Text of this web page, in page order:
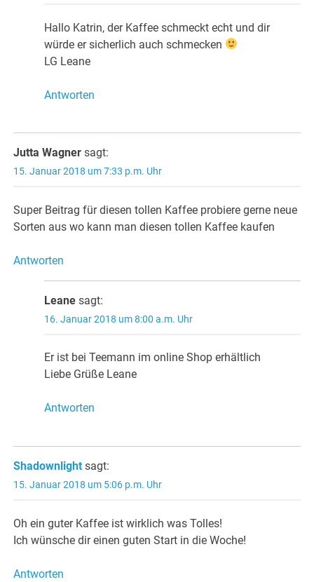
Hallo Katrin, der Kaffee schmeckt echt und dir
würde er sicherlich auch schmecken
LG Leane
Antworten
Jutta Wagner sagt:
15. Januar 2018 um 7:33 p.m. Uhr
Super Beitrag für diesen tollen Kaffee probiere gerne neue
Sorten aus wo kann man diesen tollen Kaffee kaufen
Antworten
Leane sagt:
16. Januar 2018 um 8:00 a.m. Uhr
Er ist bei Teemann im online Shop erhältlich
Liebe Grüße Leane
Antworten
Shadownlight sagt:
15. Januar 2018 um 5:06 p.m. Uhr
Oh ein guter Kaffee ist wirklich was Tolles!
Ich wünsche dir einen guten Start in die Woche!
Antworten